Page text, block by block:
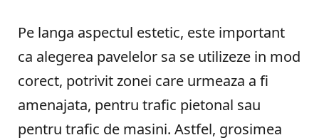
Pe langa aspectul estetic, este important
ca alegerea pavelelor sa se utilizeze in mod
corect, potrivit zonei care urmeaza a fi
amenajata, pentru trafic pietonal sau
pentru trafic de masini. Astfel, grosimea